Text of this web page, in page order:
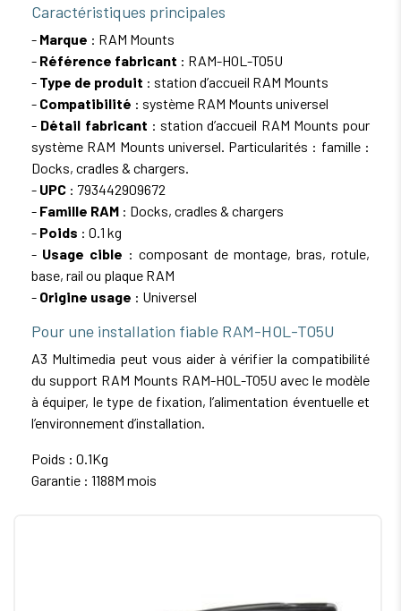
Caractéristiques principales
- Marque : RAM Mounts
- Référence fabricant : RAM-HOL-TO5U
- Type de produit : station d’accueil RAM Mounts
- Compatibilité : système RAM Mounts universel
- Détail fabricant : station d’accueil RAM Mounts pour
système RAM Mounts universel. Particularités : famille :
Docks, cradles & chargers.
- UPC : 793442909672
- Famille RAM : Docks, cradles & chargers
- Poids : 0.1 kg
- Usage cible : composant de montage, bras, rotule,
base, rail ou plaque RAM
- Origine usage : Universel
Pour une installation fiable RAM-HOL-TO5U
A3 Multimedia peut vous aider à vérifier la compatibilité
du support RAM Mounts RAM-HOL-TO5U avec le modèle
à équiper, le type de fixation, l’alimentation éventuelle et
l’environnement d’installation.
Poids : 0.1Kg
Garantie : 1188M mois